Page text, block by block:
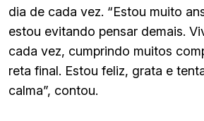
dia de cada vez. “Estou muito
estou evitando pensar demais.
cada vez, cumprindo muitos
reta final. Estou feliz, grata e
calma”, contou.